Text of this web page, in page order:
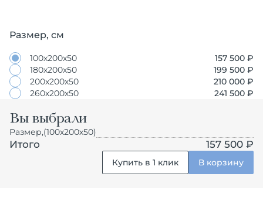
Размер, см
100х200х50 157 500 ₽
180х200х50
199 500 ₽
200х200х50
210 000 ₽
260х200х50
241 500 ₽
Вы выбрали
Размер,(100х200х50)
Итого 157 500 ₽
Купить в 1 клик В корзину